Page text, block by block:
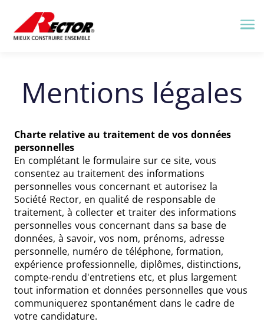
Mentions légales
Charte relative au traitement de vos données
personnelles
En complétant le formulaire sur ce site, vous
consentez au traitement des informations
personnelles vous concernant et autorisez la
Société Rector, en qualité de responsable de
traitement, à collecter et traiter des informations
personnelles vous concernant dans sa base de
données, à savoir, vos nom, prénoms, adresse
personnelle, numéro de téléphone, formation,
expérience professionnelle, diplômes, distinctions,
compte-rendu d'entretiens etc, et plus largement
tout information et données personnelles que vous
communiquerez spontanément dans le cadre de
votre candidature.